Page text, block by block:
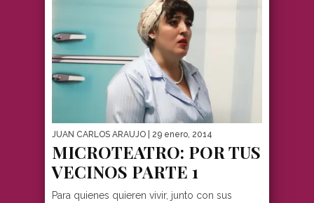
JUAN CARLOS ARAUJO | 29 enero, 2014
MICROTEATRO: POR TUS
VECINOS PARTE 1
Para quienes quieren vivir, junto con sus